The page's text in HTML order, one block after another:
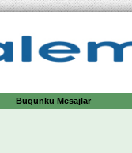
Bugünkü Mesajlar